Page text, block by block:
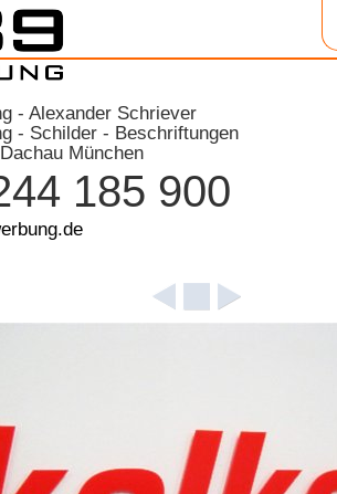
- Alexander Schriever
- Schilder - Beschriftungen
München
185 900